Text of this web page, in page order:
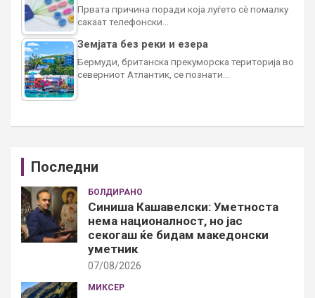
Првата причина поради која луѓето сè помалку
сакаат телефонски…
Земјата без реки и езера
Бермуди, британска прекуморска територија во
северниот Атлантик, се познати…
Последни
БОЛДИРАНО
Синиша Кашавелски: Уметноста
нема националност, но јас
секогаш ќе бидам македонски
уметник
07/08/2026
МИКСЕР